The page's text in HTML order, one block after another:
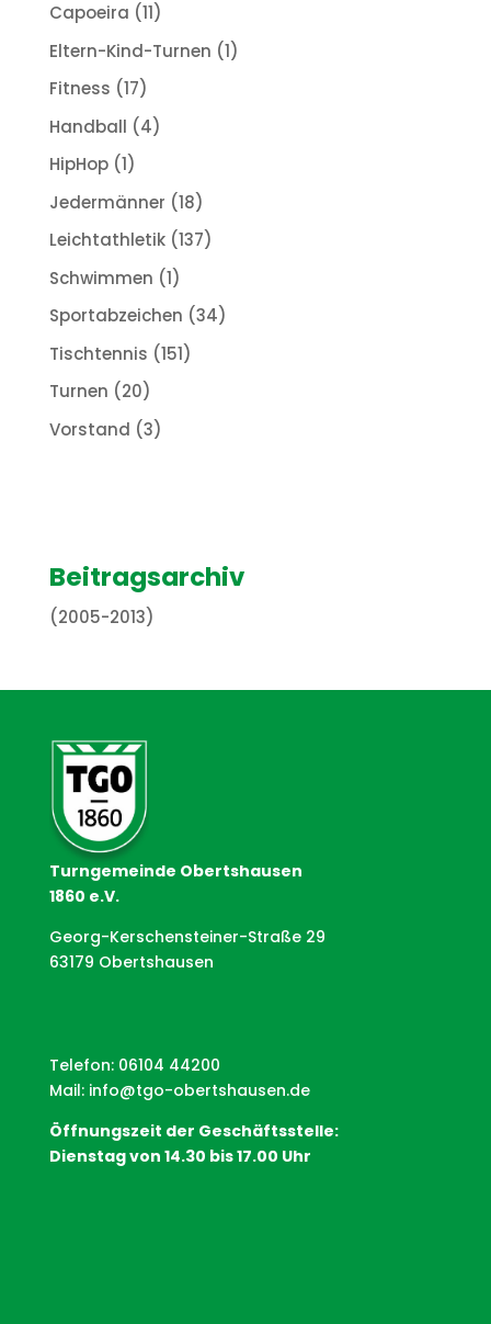
Capoeira (11)
Eltern-Kind-Turnen (1)
Fitness (17)
Handball (4)
HipHop(1)
Jedermänner (18)
Leichtathletik(137)
Schwimmen (1)
Sportabzeichen (34)
Tischtennis (151)
Turnen (20)
Vorstand (3)
Beitragsarchiv
(2005-2013)
Turngemeinde Obertshausen
1860 e.V.
Georg-Kerschensteiner-Straße 29
63179 Obertshausen
Telefon: 06104 44200
Mail: info@tgo-obertshausen.de
Öffnungszeit der Geschäftsstelle:
Dienstag von 14.30 bis 17.00 Uhr